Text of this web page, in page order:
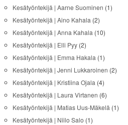
Kesätyöntekijä | Aarne Suominen (1)
Kesätyöntekijä | Aino Kahala (2)
Kesätyöntekijä | Anna Kahala (10)
Kesätyöntekijä | Elli Pyy(2)
Kesätyöntekijä | Emma Hakala (1)
Kesätyöntekijä | Jenni Lukkaroinen (2)
Kesätyöntekijä | Kristiina Ojala (4)
Kesätyöntekijä | Laura Virtanen (6)
Kesätyöntekijä | Matias Uus-Mäkelä (1)
Kesätyöntekijä | Niilo Salo (1)